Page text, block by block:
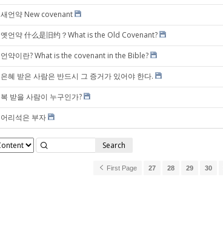
새언약 New covenant
옛언약 什么是旧约？What is the Old Covenant?
언약이란? What is the covenant in the Bible?
은혜 받은 사람은 반드시 그 증거가 있어야 한다.
복 받을 사람이 누구인가?
어리석은 부자
Search
First Page 27 28 29 30